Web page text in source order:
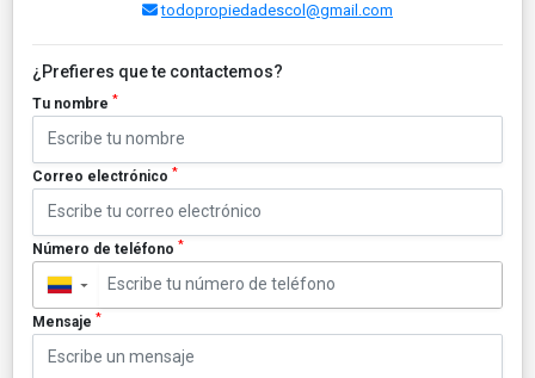
todopropiedadescol@gmail.com
¿Prefieres que te contactemos?
Tu nombre *
Correo electrónico *
Número de teléfono *
▼
Mensaje *